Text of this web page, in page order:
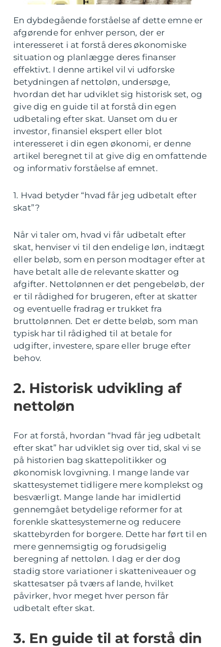
En dybdegående forståelse af dette emne er
afgørende for enhver person, der er
interesseret i at forstå deres økonomiske
situation og planlægge deres finanser
effektivt. I denne artikel vil vi udforske
betydningen af nettoløn, undersøge,
hvordan det har udviklet sig historisk set, og
give dig en guide til at forstå din egen
udbetaling efter skat. Uanset om du er
investor, finansiel ekspert eller blot
interesseret i din egen økonomi, er denne
artikel beregnet til at give dig en omfattende
og informativ forståelse af emnet.
1. Hvad betyder “hvad får jeg udbetalt efter
skat”?
Når vi taler om, hvad vi får udbetalt efter
skat, henviser vi til den endelige løn, indtægt
eller beløb, som en person modtager efter at
have betalt alle de relevante skatter og
afgifter. Nettolønnen er det pengebeløb, der
er til rådighed for brugeren, efter at skatter
og eventuelle fradrag er trukket fra
bruttolønnen. Det er dette beløb, som man
typisk har til rådighed til at betale for
udgifter, investere, spare eller bruge efter
behov.
2. Historisk udvikling af
nettoløn
For at forstå, hvordan “hvad får jeg udbetalt
efter skat” har udviklet sig over tid, skal vi se
på historien bag skattepolitikker og
økonomisk lovgivning. I mange lande var
skattesystemet tidligere mere komplekst og
besværligt. Mange lande har imidlertid
gennemgået betydelige reformer for at
forenkle skattesystemerne og reducere
skattebyrden for borgere. Dette har ført til en
mere gennemsigtig og forudsigelig
beregning af nettoløn. I dag er der dog
stadig store variationer i skatteniveauer og
skattesatser på tværs af lande, hvilket
påvirker, hvor meget hver person får
udbetalt efter skat.
3. En guide til at forstå din